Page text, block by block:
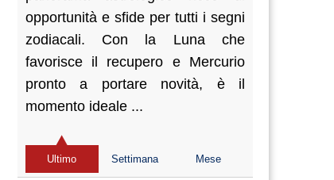
opportunità e sfide per tutti i segni
zodiacali. Con la Luna che
favorisce il recupero e Mercurio
pronto a portare novità, è il
momento ideale ...
Ultimo Settimana Mese